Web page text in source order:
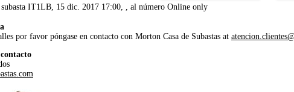
IT1LB, 15 dic. 2017 17:00, , al número Online only
por favor póngase en contacto con Morton Casa de Subastas at